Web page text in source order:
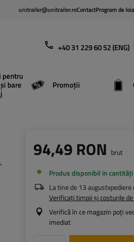
unitrailer@unitrailer.roContactProgram de
+40 31 229 60 52 (ENG)
pentru
bare Promoții
94,49 RON brut
Produs disponibil in
La tine de13 augustxpediere
Verificați timpii și costurile
Verifică în ce magazin poți
imediat